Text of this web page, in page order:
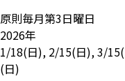
原則毎月第3日曜日
2026年
1/18(日), 2/15(日), 3/
(日)